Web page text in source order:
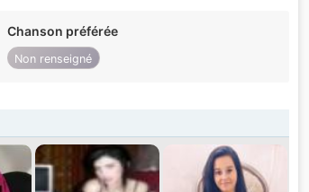
Chanson préférée
Non renseigné